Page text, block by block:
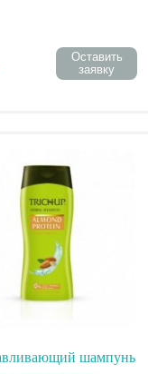
Оставить
заявку
шампунь